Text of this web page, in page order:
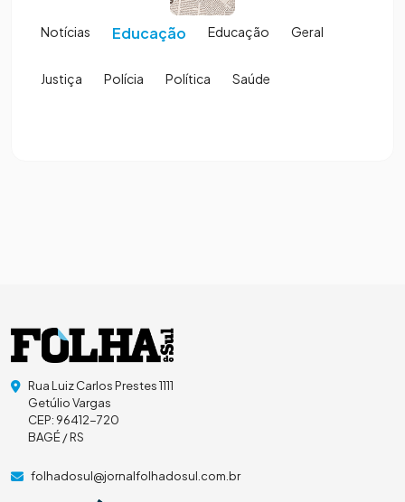
Notícias Educação Educação Geral
Justiça Polícia Política Saúde
Rua Luiz Carlos Prestes 1111
Getúlio Vargas
CEP: 96412-720
BAGÉ / RS
folhadosul@jornalfolhadosul.com.br